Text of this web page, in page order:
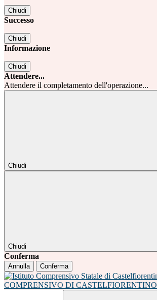
Chiudi
Successo
Chiudi
Informazione
Chiudi
Attendere...
Attendere il completamento dell'operazione...
Chiudi
Chiudi
Conferma
Annulla Conferma
COMPRENSIVO DI CASTELFIORENTINO